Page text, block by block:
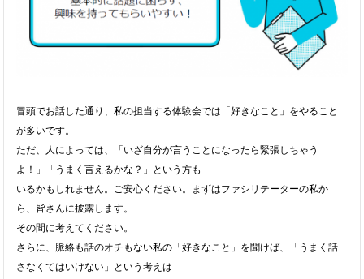
冒頭でお話した通り、私の担当する体験会では「好きなこと」をやること
が多いです。
ただ、人によっては、「いざ自分が言うことになったら緊張しちゃう
よ！」「うまく言えるかな？」という方も
いるかもしれません。ご安心ください。まずはファシリテーターの私か
ら、皆さんに披露します。
その間に考えてください。
さらに、脈絡も話のオチもない私の「好きなこと」を聞けば、「うまく話
さなくてはいけない」という考えは